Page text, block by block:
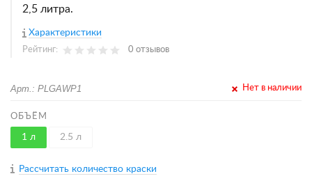
2,5 литра.
Характеристики
Рейтинг: 0 отзывов
Арт.: PLGAWP1 Нет в наличии
ОБЪЁМ
1 л 2.5 л
Рассчитать количество краски